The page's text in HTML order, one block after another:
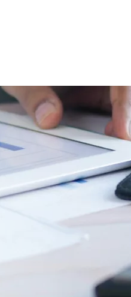
que, en los últimos años, el
a nivel global.
y estrategias para lidiar con